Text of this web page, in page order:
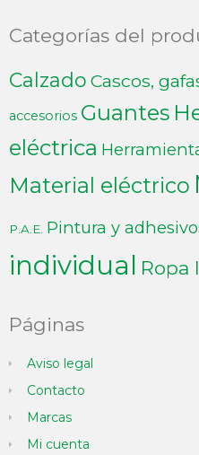
Categorías del
Calzado Cascos,
accesorios Guantes
eléctrica
Material eléctrico
P.A.E. Pintura y
individual Ropa
Páginas
Aviso legal
Contacto
Marcas
Mi cuenta